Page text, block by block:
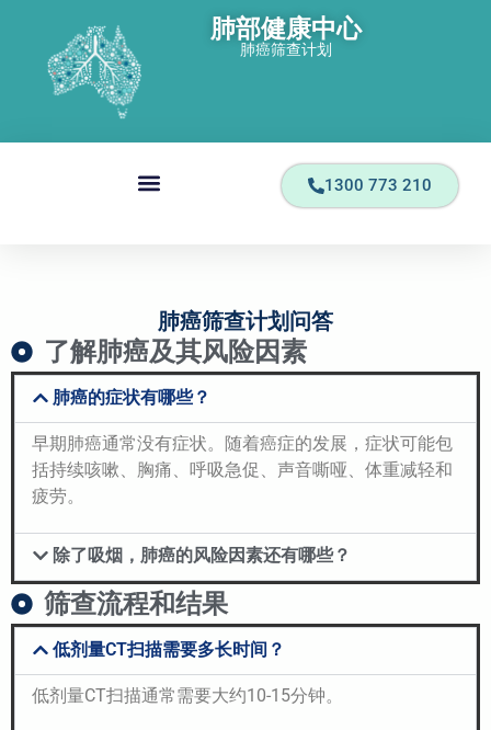
肺部健康中心
肺癌筛查计划
1300 773 210
肺癌筛查计划问答
了解肺癌及其风险因素
肺癌的症状有哪些？
早期肺癌通常没有症状。随着癌症的发展，症状可能包
括持续咳嗽、胸痛、呼吸急促、声音嘶哑、体重减轻和
疲劳。
除了吸烟，肺癌的风险因素还有哪些？
筛查流程和结果
低剂量CT扫描需要多长时间？
低剂量CT扫描通常需要大约10-15分钟。